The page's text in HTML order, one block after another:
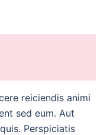
reiciendis animi
sed eum. Aut
Perspiciatis